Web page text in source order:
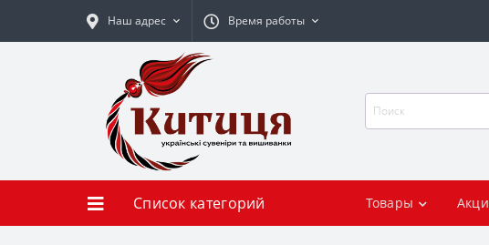
Наш адрес Время работы
Список категорий Товары